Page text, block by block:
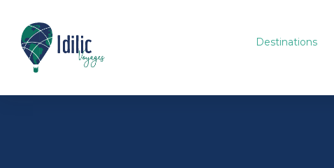
Destinations